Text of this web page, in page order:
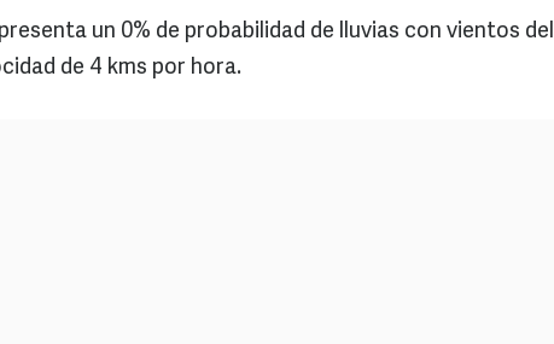
un 0% de probabilidad de lluvias con vientos del
de 4 kms por hora.